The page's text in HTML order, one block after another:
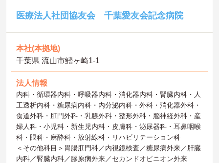
医療法人社団協友会 千葉愛友会記念病院
本社(本拠地)
千葉県 流山市鰭ヶ崎1-1
法人情報
内科・循環器内科・呼吸器内科・消化器内科・腎臓内科・人
工透析内科・糖尿病内科・内分泌内科・外科・消化器外科・
食道外科・肛門外科・乳腺外科・整形外科・脳神経外科・産
婦人科・小児科・新生児内科・皮膚科・泌尿器科・耳鼻咽喉
科・眼科・麻酔科・放射線科・リハビリテーション科
＜その他科目＞胃腸肛門科／内視鏡検査／糖尿病外来／肝臓
内科／腎臓内科／膠原病外来／セカンドオピニオン外来